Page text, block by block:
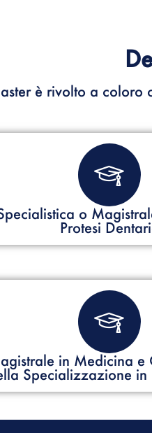
è rivolto a coloro
o
Protesi
in Medicina e
Specializzazione